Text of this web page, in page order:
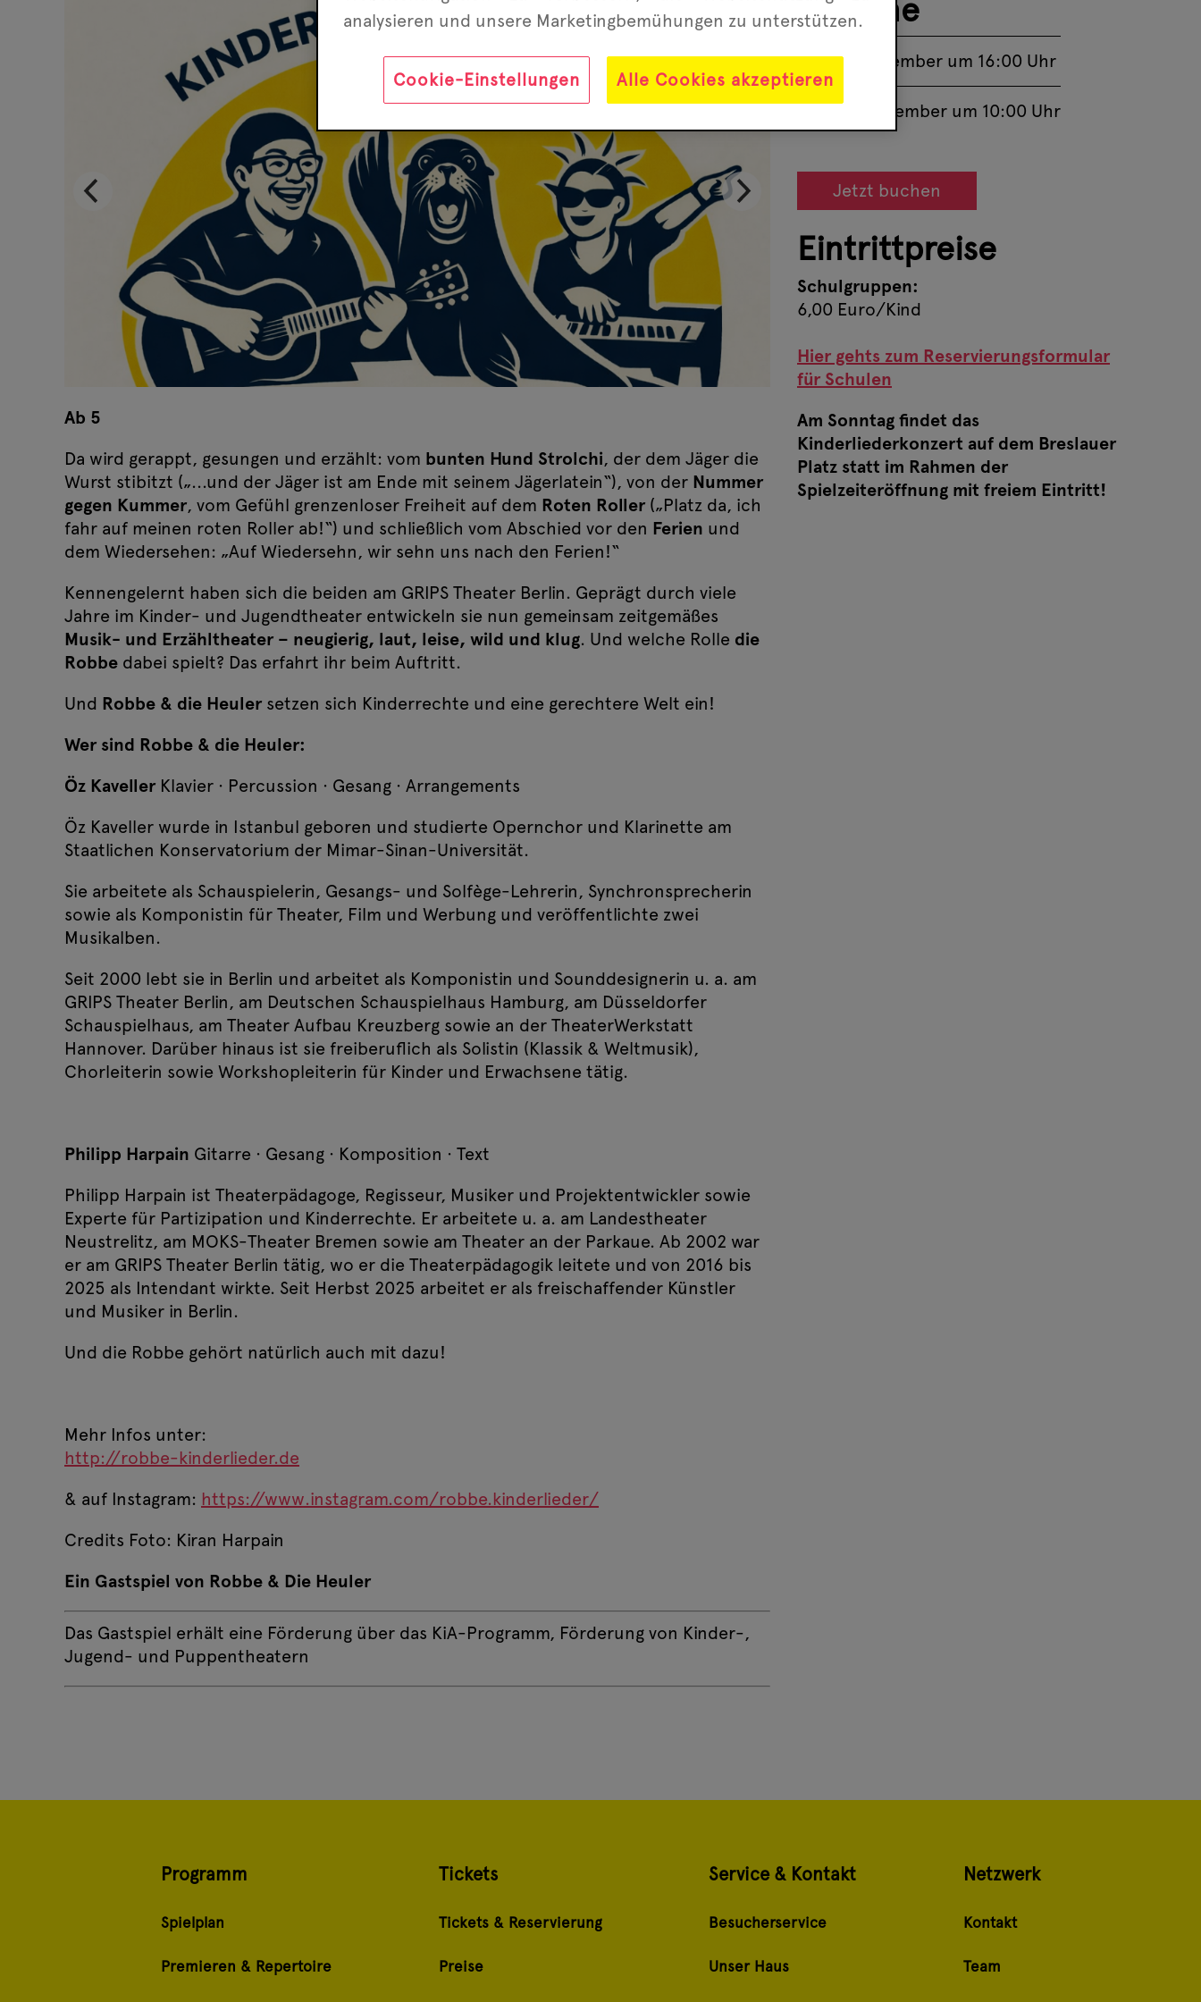
Roter Roller Mo, 14. September 2026 10:00
Ab 5
Da wird gerappt, gesungen und erzählt: vom bunten Hund Strolchi, der dem Jäger die
Wurst stibitzt („...und der Jäger ist am Ende mit seinem Jägerlatein“), von der Nummer
gegen Kummer, vom Gefühl grenzenloser Freiheit auf dem Roten Roller („Platz da, ich
fahr auf meinen roten Roller ab!“) und schließlich vom Abschied vor den Ferien und
dem Wiedersehen: „Auf Wiedersehn, wir sehn uns nach den Ferien!“
Kennengelernt haben sich die beiden am GRIPS Theater Berlin. Geprägt durch viele
Jahre im Kinder- und Jugendtheater entwickeln sie nun gemeinsam zeitgemäßes
Musik- und Erzähltheater – neugierig, laut, leise, wild und klug. Und welche Rolle die
Robbe dabei spielt? Das erfahrt ihr beim Auftritt.
Und Robbe & die Heuler setzen sich Kinderrechte und eine gerechtere Welt ein!
Wer sind Robbe & die Heuler:
Öz Kaveller Klavier · Percussion · Gesang · Arrangements
Öz Kaveller wurde in Istanbul geboren und studierte Opernchor und Klarinette am
Staatlichen Konservatorium der Mimar-Sinan-Universität.
Sie arbeitete als Schauspielerin, Gesangs- und Solfège-Lehrerin, Synchronsprecherin
sowie als Komponistin für Theater, Film und Werbung und veröffentlichte zwei
Musikalben.
Seit 2000 lebt sie in Berlin und arbeitet als Komponistin und Sounddesignerin u. a. am
GRIPS Theater Berlin, am Deutschen Schauspielhaus Hamburg, am Düsseldorfer
Schauspielhaus, am Theater Aufbau Kreuzberg sowie an der TheaterWerkstatt
Hannover. Darüber hinaus ist sie freiberuflich als Solistin (Klassik & Weltmusik),
Chorleiterin sowie Workshopleiterin für Kinder und Erwachsene tätig.
Philipp Harpain Gitarre · Gesang · Komposition · Text
Philipp Harpain ist Theaterpädagoge, Regisseur, Musiker und Projektentwickler sowie
Experte für Partizipation und Kinderrechte. Er arbeitete u. a. am Landestheater
Neustrelitz, am MOKS-Theater Bremen sowie am Theater an der Parkaue. Ab 2002 war
er am GRIPS Theater Berlin tätig, wo er die Theaterpädagogik leitete und von 2016 bis
2025 als Intendant wirkte. Seit Herbst 2025 arbeitet er als freischaffender Künstler
und Musiker in Berlin.
Und die Robbe gehört natürlich auch mit dazu!
Mehr Infos unter:
http://robbe-kinderlieder.de
& auf Instagram: https://www.instagram.com/robbe.kinderlieder/
Credits Foto: Kiran Harpain
Ein Gastspiel von Robbe & Die Heuler
Das Gastspiel erhält eine Förderung über das KiA-Programm, Förderung von Kinder-,
Jugend- und Puppentheatern
Termine
So., 13 September um 16:00 Uhr
Mo., 14 September um 10:00 Uhr
Jetzt buchen
Eintrittpreise
Schulgruppen:
6,00 Euro/Kind
Hier gehts zum Reservierungsformular
für Schulen
Am Sonntag findet das
Kinderliederkonzert auf dem Breslauer
Platz statt im Rahmen der
Spielzeiteröffnung mit freiem Eintritt!
Programm
Spielplan
Premieren & Repertoire
Tickets
Tickets & Reservierung
Preise
Service & Kontakt
Besucherservice
Unser Haus
Netzwerk
Kontakt
Team
analysieren und unsere Marketing­bemühungen zu unterstützen.
Alle Cookies akzeptieren
Cookie-Einstellungen